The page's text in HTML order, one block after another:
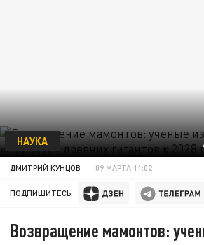
НАУКА
ДМИТРИЙ КУНЦОВ 09 МАРТА 11:02
ПОДПИШИТЕСЬ:
Возвращение мамонтов: